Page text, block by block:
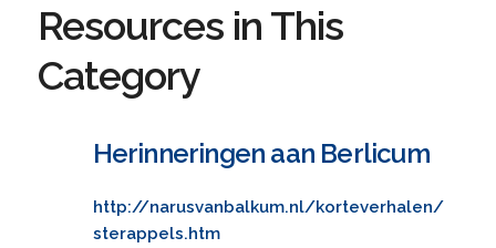
Resources in This
Category
Herinneringen aan Berlicum
http://narusvanbalkum.nl/korteverhalen/
sterappels.htm